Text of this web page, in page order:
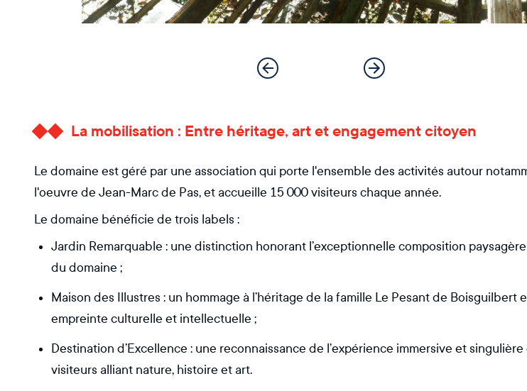
La mobilisation : Entre héritage, art et engagement citoyen
Le domaine est géré par une association qui porte l'ensemble des activités autour
l'oeuvre de Jean-Marc de Pas, et accueille 15 000 visiteurs chaque année.
Le domaine bénéficie de trois labels :
Jardin Remarquable : une distinction honorant l’exceptionnelle composition
du domaine ;
Maison des Illustres : un hommage à l’héritage de la famille Le Pesant de Boisguilbert
empreinte culturelle et intellectuelle ;
Destination d’Excellence : une reconnaissance de l’expérience immersive et
visiteurs alliant nature, histoire et art.